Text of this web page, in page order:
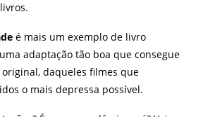
é mais um exemplo de livro
adaptação tão boa que consegue
daqueles filmes que
o mais depressa possível.